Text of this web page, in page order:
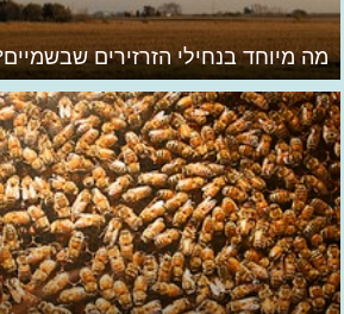
מה מיוחד בנחילי הזרזירים